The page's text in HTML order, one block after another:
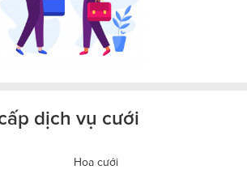
dịch vụ cưới
Hoa cưới